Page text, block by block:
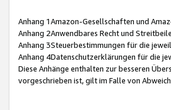
Anhang 1Amazon-Gesellschaften und
Anhang 2Anwendbares Recht und
Anhang 3Steuerbestimmungen für die
Anhang 4Datenschutzerklärungen für die
Diese Anhänge enthalten zur besseren
vorgeschrieben ist, gilt im Falle von